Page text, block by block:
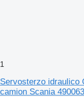
1
Servosterzo idraulico
camion Scania